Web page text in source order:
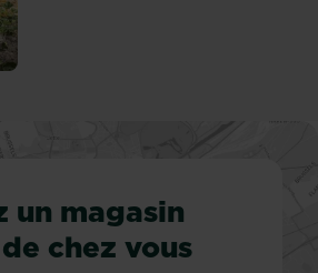
un magasin
chez vous